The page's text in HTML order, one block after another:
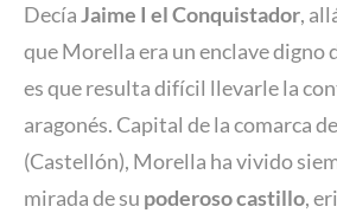
DecíaJaime I el Conquistador,
que Morella era un enclave digno
es que resulta difícil llevarle la
aragonés. Capital de la comarca
(Castellón), Morella ha vivido
mirada de su poderoso castillo,